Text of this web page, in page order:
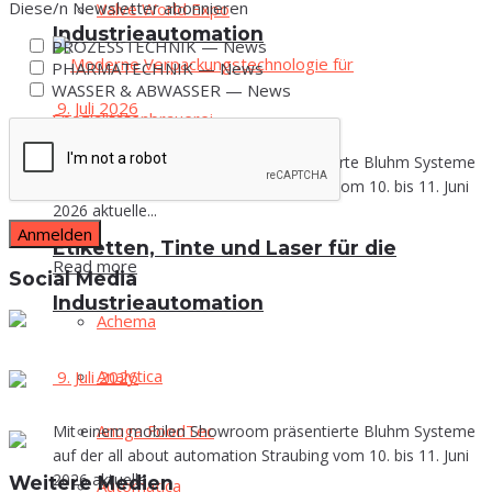
Industrieautomation
9. Juli 2026
Mit einem mobilen Showroom präsentierte Bluhm Systeme
auf der all about automation Straubing vom 10. bis 11. Juni
2026 aktuelle...
Read more
Ache­ma
Ana­ly­ti­ca
Anu­ga FoodTec
Auto­ma­ti­ca
Val­ve World Expo
Verpacken & Kennzeichnen
Eti­ket­ten, Tin­te und Laser für die
Industrieautomation
9. Juli 2026
Mit einem mobilen Showroom präsentierte Bluhm Systeme
auf der all about automation Straubing vom 10. bis 11. Juni
2026 aktuelle...
Diese/n News­let­ter abonnieren
PROZESSTECHNIK — News
PHARMATECHNIK — News
WASSER & ABWASSER — News
Social Media
Wei­te­re Medien